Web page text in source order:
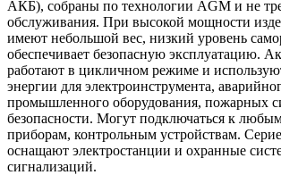
АКБ), собраны по технологии AGM и не
обслуживания. При высокой мощности
имеют небольшой вес, низкий уровень
обеспечивает безопасную эксплуатацию.
работают в цикличном режиме и
энергии для электроинструмента,
промышленного оборудования, пожарных
безопасности. Могут подключаться к
приборам, контрольным устройствам.
оснащают электростанции и охранные
сигнализаций.